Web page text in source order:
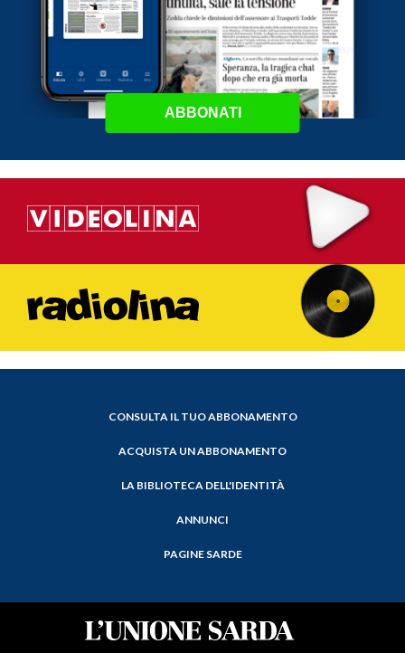
ABBONATI
CONSULTA IL TUO ABBONAMENTO
ACQUISTA UN ABBONAMENTO
LA BIBLIOTECA DELL'IDENTITÀ
ANNUNCI
PAGINE SARDE